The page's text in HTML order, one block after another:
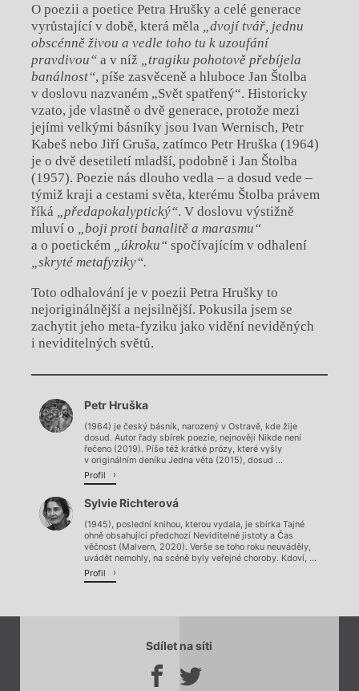
O poezii a poetice Petra Hrušky a celé generace
vyrůstající v době, která měla
„dvojí tvář, jednu
obscénně živou a vedle toho tu k uzoufání
pravdivou“a v níž
„tragiku pohotově přebíjela
banálnost“, píše zasvěceně a hluboce Jan Štolba
v doslovu nazvaném „Svět spatřený“. Historicky
vzato, jde vlastně o dvě generace, protože mezi
jejími velkými básníky jsou Ivan Wernisch, Petr
Kabeš nebo Jiří Gruša, zatímco Petr Hruška (1964)
je o dvě desetiletí mladší, podobně i Jan Štolba
(1957). Poezie nás dlouho vedla – a dosud vede –
týmiž kraji a cestami světa, kterému Štolba právem
říká
„předapokalyptický“. V doslovu výstižně
mluví o
„boji proti banalitě a marasmu“
a o poetickém „úkroku“spočívajícím v odhalení
„skryté metafyziky“.
Toto odhalování je v poezii Petra Hrušky to
nejoriginálnější a nejsilnější. Pokusila jsem se
zachytit jeho meta-fyziku jako vidění neviděných
i neviditelných světů.
Chviličku.
Petr Hruška
(1964) je český básník, narozený v Ostravě, kde žije
dosud. Autor řady sbírek poezie, nejnověji Nikde není
řečeno (2019). Píše též krátké prózy, které vyšly
v originálním deníku Jedna věta (2015), dosud ...
Profil
Sylvie Richterová
(1945), poslední knihou, kterou vydala, je sbírka Tajné
ohně obsahující předchozí Neviditelné jistoty a Čas
věčnost (Malvern, 2020). Verše se toho roku neuváděly,
uvádět nemohly, na scéně byly veřejné choroby. Kdoví, ...
Profil
Sdílet na síti